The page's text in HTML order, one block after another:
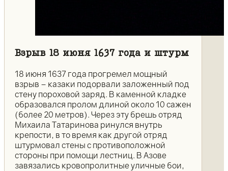
Взрыв 18 июня 1637 года и штурм
18 июня 1637 года прогремел мощный
взрыв – казаки подорвали заложенный под
стену пороховой заряд. В каменной кладке
образовался пролом длиной около 10 сажен
(более 20 метров). Через эту брешь отряд
Михаила Татаринова ринулся внутрь
крепости, в то время как другой отряд
штурмовал стены с противоположной
стороны при помощи лестниц. В Азове
завязались кровопролитные уличные бои,